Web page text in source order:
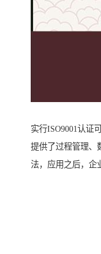
实行ISO9001认证
提供了过程管理、
法，应用之后，企